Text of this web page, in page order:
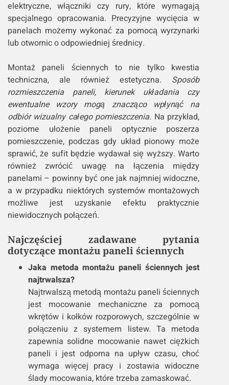
elektryczne, włączniki czy rury, które wymagają
specjalnego opracowania. Precyzyjne wycięcia w
panelach możemy wykonać za pomocą wyrzynarki
lub otwornic o odpowiedniej średnicy.
Montaż paneli ściennych to nie tylko kwestia
techniczna, ale również estetyczna. Sposób
rozmieszczenia paneli, kierunek układania czy
ewentualne wzory mogą znacząco wpłynąć na
odbiór wizualny całego pomieszczenia. Na przykład,
poziome ułożenie paneli optycznie poszerza
pomieszczenie, podczas gdy układ pionowy może
sprawić, że sufit będzie wydawał się wyższy. Warto
również zwrócić uwagę na łączenia między
panelami – powinny być one jak najmniej widoczne,
a w przypadku niektórych systemów montażowych
możliwe jest uzyskanie efektu praktycznie
niewidocznych połączeń.
Najczęściej zadawane pytania
dotyczące montażu paneli ściennych
Jaka metoda montażu paneli ściennych jest
najtrwalsza?
Najtrwalszą metodą montażu paneli ściennych
jest mocowanie mechaniczne za pomocą
wkrętów i kołków rozporowych, szczególnie w
połączeniu z systemem listew. Ta metoda
zapewnia solidne mocowanie nawet ciężkich
paneli i jest odporna na upływ czasu, choć
wymaga więcej pracy i zostawia widoczne
ślady mocowania, które trzeba zamaskować.